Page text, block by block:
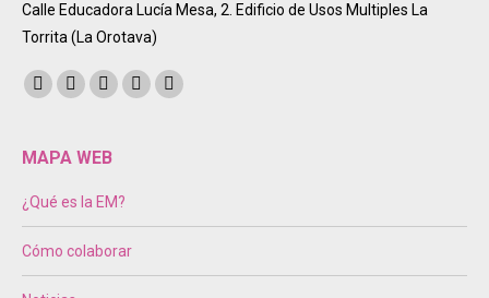
Calle Educadora Lucía Mesa, 2. Edificio de Usos Multiples La
Torrita (La Orotava)
Encuéntranos en:
Facebook
opens
new
Twitter
opens
new
Instagram
opens
new
Mail Sitio
MAPA WEB
¿Qué es la EM?
Cómo colaborar